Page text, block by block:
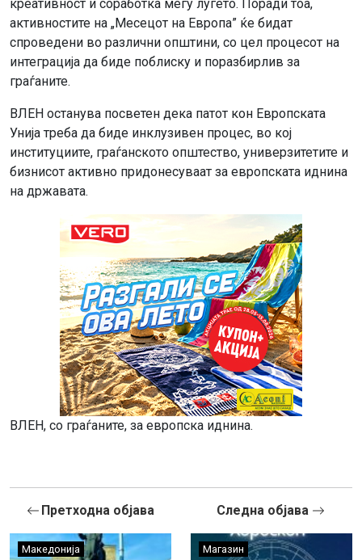
креативност и соработка меѓу луѓето. Поради тоа,
активностите на „Месецот на Европа” ќе бидат
спроведени во различни општини, со цел процесот на
интеграција да биде поблиску и поразбирлив за
граѓаните.
ВЛЕН останува посветен дека патот кон Европската
Унија треба да биде инклузивен процес, во кој
институциите, граѓанското општество, универзитетите и
бизнисот активно придонесуваат за европската иднина
на државата.
ВЛЕН, со граѓаните, за европска иднина.
Претходна објава
Македонија
Следна објава
Магазин